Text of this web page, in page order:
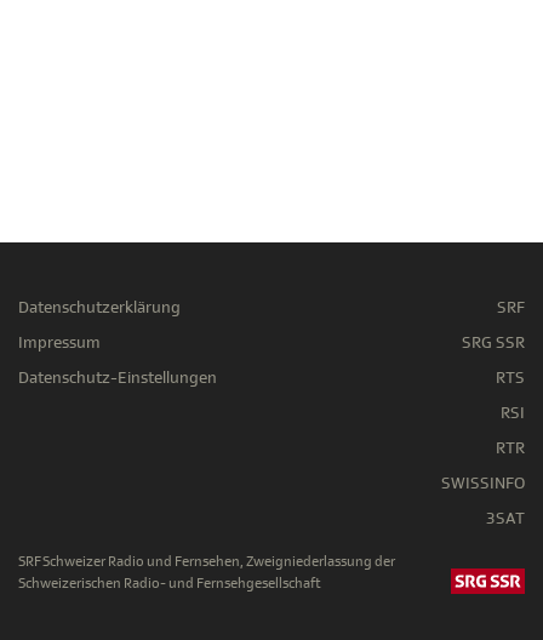
Datenschutzerklärung
Impressum
Datenschutz-Einstellungen
SRF
SRG SSR
RTS
RSI
RTR
SWISSINFO
3SAT
SRF Schweizer Radio und Fernsehen, Zweigniederlassung der
Schweizerischen Radio- und Fernsehgesellschaft